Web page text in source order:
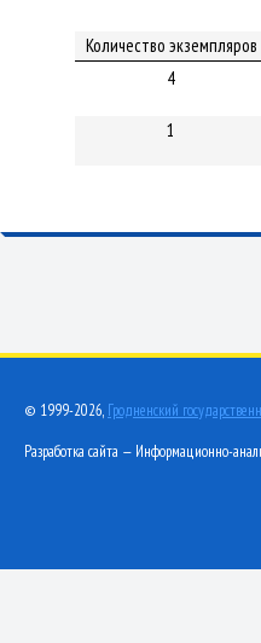
Количество экземпляров
4
1
© 1999-2026, Гродненский
Разработка сайта — Информационно-